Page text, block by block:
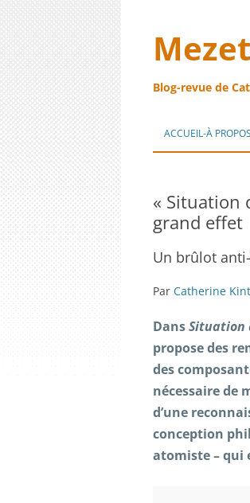
Blog-revue de
ACCUEIL-À PROPOS
« Situation
grand effet
Un brûlot
Par Catherine
DansSituation
propose des
des
nécessaire de
d’une
conception
atomiste – qui